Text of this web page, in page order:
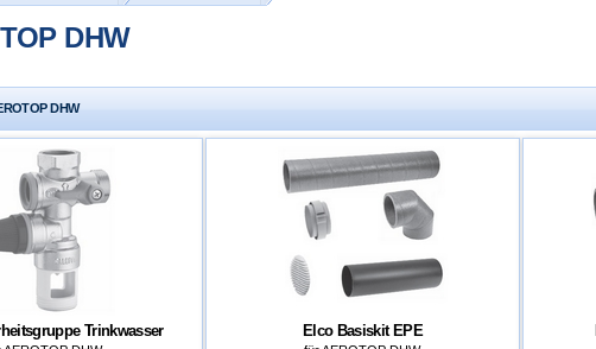
DHW
DHW
Trinkwasser Elco Basiskit EPE